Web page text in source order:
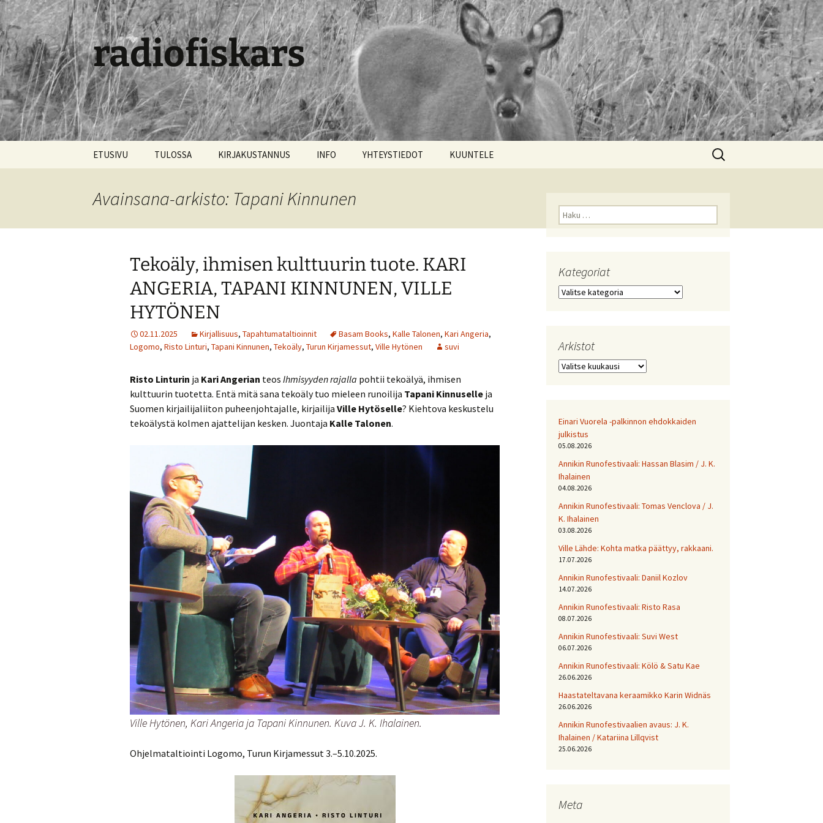
radiofiskars
ETUSIVU TULOSSA KIRJAKUSTANNUS INFO YHTEYSTIEDOT KUUNTELE
Haku:
Avainsana-arkisto: Tapani Kinnunen
Tekoäly, ihmisen kulttuurin tuote. KARI
ANGERIA, TAPANI KINNUNEN, VILLE
HYTÖNEN
02.11.2025 Kirjallisuus, Tapahtumataltioinnit Basam Books, Kalle Talonen, Kari Angeria,
Logomo, Risto Linturi, Tapani Kinnunen, Tekoäly, Turun Kirjamessut, Ville Hytönen suvi
Risto Linturin ja Kari Angerian teos Ihmisyyden rajalla pohtii tekoälyä, ihmisen
kulttuurin tuotetta. Entä mitä sana tekoäly tuo mieleen runoilija Tapani Kinnuselle ja
Suomen kirjailijaliiton puheenjohtajalle, kirjailija Ville Hytöselle? Kiehtova keskustelu
tekoälystä kolmen ajattelijan kesken. Juontaja Kalle Talonen.
Ville Hytönen, Kari Angeria ja Tapani Kinnunen. Kuva J. K. Ihalainen.
Ohjelmataltiointi Logomo, Turun Kirjamessut 3.–5.10.2025.
Haku:
Kategoriat
Kategoriat
Arkistot
Arkistot
Einari Vuorela -palkinnon ehdokkaiden
julkistus
05.08.2026
Annikin Runofestivaali: Has­san Bla­sim / J. K.
Ihalainen
04.08.2026
Annikin Runofestivaali: Tomas Venclova / J.
K. Ihalainen
03.08.2026
Ville Lähde: Kohta matka päättyy, rakkaani.
17.07.2026
Annikin Runofestivaali: Daniil Kozlov
14.07.2026
Annikin Runofestivaali: Risto Rasa
08.07.2026
Annikin Runofestivaali: Suvi West
06.07.2026
Annikin Runofestivaali: Kölö & Satu Kae
26.06.2026
Haastateltavana keraamikko Karin Widnäs
26.06.2026
Annikin Runofestivaalien avaus: J. K.
Ihalainen / Katariina Lillqvist
25.06.2026
Meta